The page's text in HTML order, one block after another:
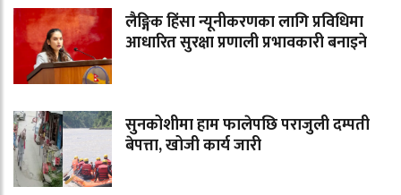
लैङ्गिक हिंसा न्यूनीकरणका लागि प्रविधिमा
आधारित सुरक्षा प्रणाली प्रभावकारी बनाइने
सुनकोशीमा हाम फालेपछि पराजुली दम्पती
बेपत्ता, खोजी कार्य जारी